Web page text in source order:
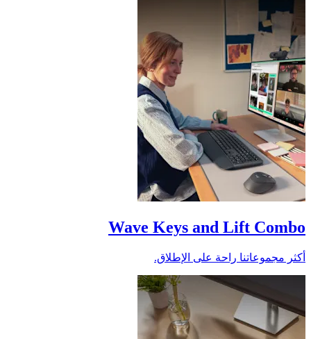
Wave Keys and Lift Combo
أكثر مجموعاتنا راحة على الإطلاق.